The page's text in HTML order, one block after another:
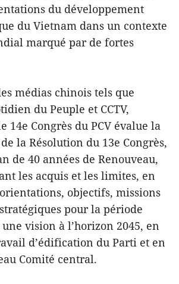
du développement
du Vietnam dans un contexte
marqué par de fortes
médias chinois tels que
du Peuple et CCTV,
14e Congrès du PCV évalue la
la Résolution du 13e Congrès,
de 40 années de Renouveau,
les acquis et les limites, en
objectifs, missions
pour la période
une vision à l’horizon 2045, en
d’édification du Parti et en
Comité central.